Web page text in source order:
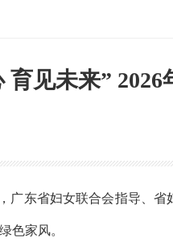
育见未来”
东省妇女联合会指导、
色家风。